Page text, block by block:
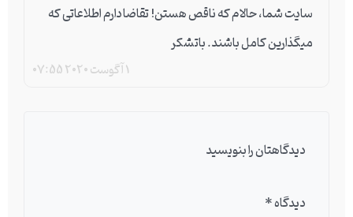
1 آگوست 2020 07:55
سایت شما، حالام که ناقص هستن! تقاضا دارم اطلاعاتی که
میگذارین کامل باشند. باتشکر
دیدگاهتان را بنویسید
دیدگاه*